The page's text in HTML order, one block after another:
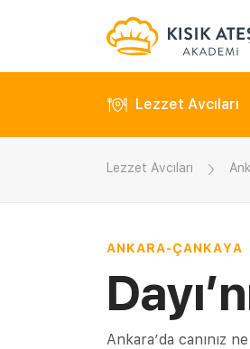
Lezzet Avcıları
Lezzet Avcıları
ANKARA-ÇANKAYA
Ankara’da canınız